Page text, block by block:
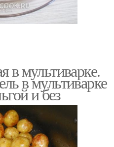
в мультиварке.
в мультиварке
и без